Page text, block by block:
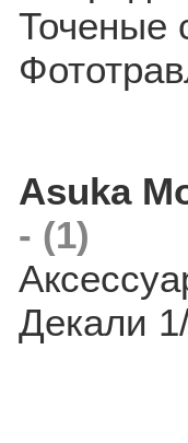
Точеные
Asuka
- (1)
Декали